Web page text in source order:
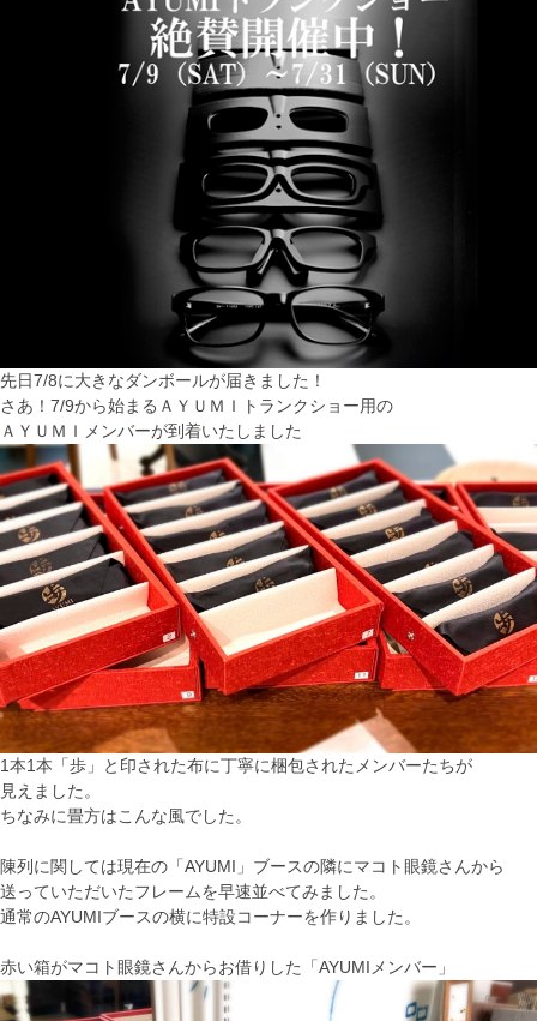
先日7/8に大きなダンボールが届きました！
さあ！7/9から始まるＡＹＵＭＩトランクショー用の
ＡＹＵＭＩメンバーが到着いたしました
1本1本「歩」と印された布に丁寧に梱包されたメンバーたちが
見えました。
ちなみに畳方はこんな風でした。
陳列に関しては現在の「AYUMI」ブースの隣にマコト眼鏡さんから
送っていただいたフレームを早速並べてみました。
通常のAYUMIブースの横に特設コーナーを作りました。
赤い箱がマコト眼鏡さんからお借りした「AYUMIメンバー」